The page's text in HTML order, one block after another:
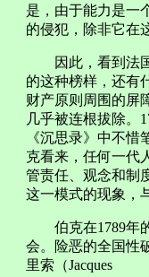
是，由于能力是一
的侵犯，除非它在
因此，看到法国
的这种榜样，还
财产原则周围的屏
几乎被连根拔除。
《沉思录》中不
克看来，任何一代
管责任、观念和制
这一模式的现象，
伯克在1789年的
会。险恶的全国性
里索（Jacques